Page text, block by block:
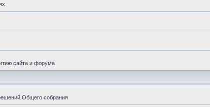
сайта и форума
Общего собрания